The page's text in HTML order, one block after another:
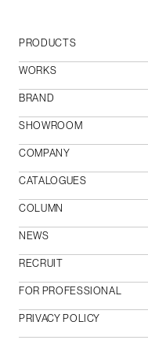
PRODUCTS
WORKS
BRAND
SHOWROOM
COMPANY
CATALOGUES
COLUMN
NEWS
RECRUIT
FOR PROFESSIONAL
PRIVACY POLICY